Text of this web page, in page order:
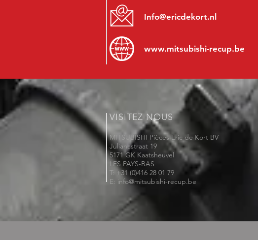
Info@ericdekort.nl
www.mitsubishi-recup.be
VISITEZ NOUS
MITSUBISHI Pièces Eric de Kort BV
Julianastraat 19
5171 GK Kaatsheuvel
LES PAYS-BAS
T: +31 (0)416 28 01 79
E: info@mitsubishi-recup.be